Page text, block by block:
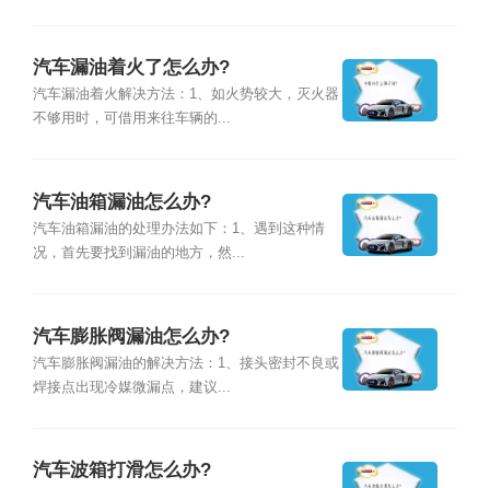
汽车漏油着火了怎么办?
汽车漏油着火解决方法：1、如火势较大，灭火器
不够用时，可借用来往车辆的...
汽车油箱漏油怎么办?
汽车油箱漏油的处理办法如下：1、遇到这种情
况，首先要找到漏油的地方，然...
汽车膨胀阀漏油怎么办?
汽车膨胀阀漏油的解决方法：1、接头密封不良或
焊接点出现冷媒微漏点，建议...
汽车波箱打滑怎么办?